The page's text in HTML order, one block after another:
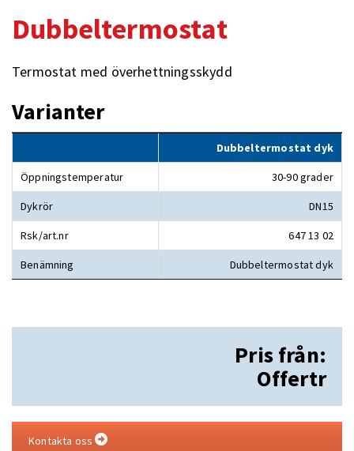
Dubbeltermostat
Termostat med överhettningsskydd
Varianter
Dubbeltermostat dyk
Öppningstemperatur 30-90 grader
Dykrör DN15
Rsk/art.nr 647 13 02
Benämning Dubbeltermostat dyk
Pris från:
Offertr
Kontakta oss